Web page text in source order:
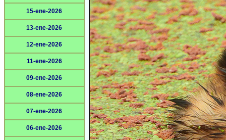
15-ene-2026
13-ene-2026
12-ene-2026
11-ene-2026
09-ene-2026
08-ene-2026
07-ene-2026
06-ene-2026